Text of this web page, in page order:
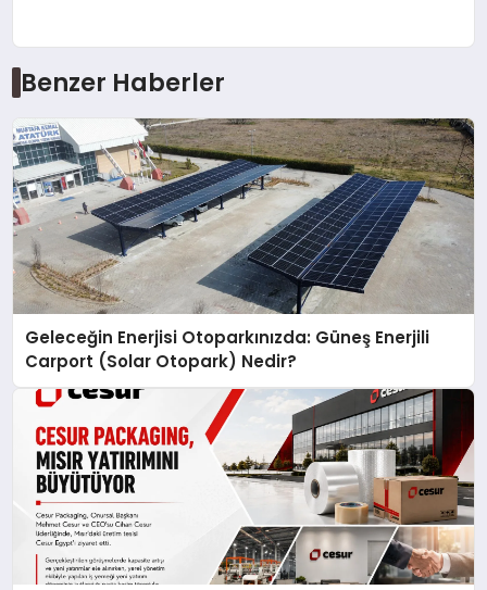
Benzer Haberler
Geleceğin Enerjisi Otoparkınızda: Güneş Enerjili
Carport (Solar Otopark) Nedir?